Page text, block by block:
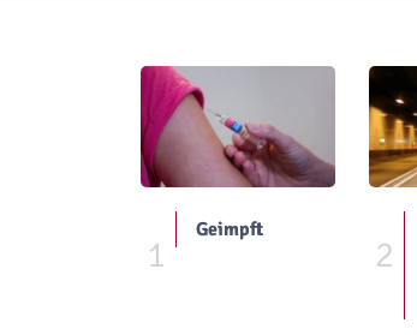
1
Geimpft
2